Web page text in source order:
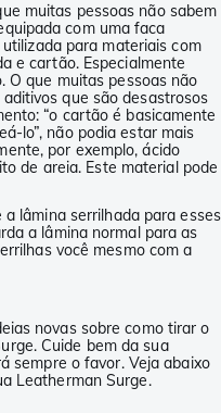
muitas pessoas não sabem
com uma faca
para materiais com
e cartão. Especialmente
O que muitas pessoas não
que são desastrosos
“o cartão é basicamente
lo”, não podia estar mais
por exemplo, ácido
de areia. Este material pode
lâmina serrilhada para esses
a lâmina normal para as
você mesmo com a
novas sobre como tirar o
Cuide bem da sua
sempre o favor. Veja abaixo
Leatherman Surge.